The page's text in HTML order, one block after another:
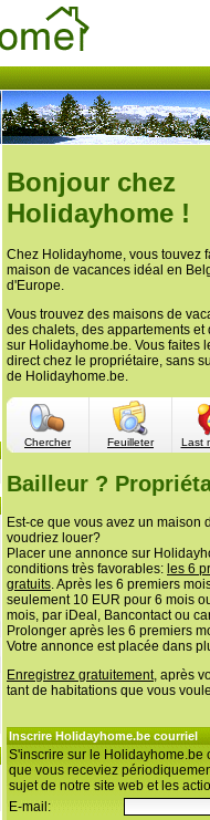
Bonjour chez
Holidayhome !
Chez Holidayhome, vous touvez
maison de vacances idéal en
d'Europe.
Vous trouvez des maisons de
des chalets, des appartements et
sur Holidayhome.be. Vous faites
direct chez le propriétaire, sans
de Holidayhome.be.
Chercher Feuilleter Last
Bailleur ?
Est-ce que vous avez un maison
voudriez louer?
Placer une annonce sur
conditions très favorables: les 6
gratuits. Après les 6 premiers
seulement 10 EUR pour 6 mois
mois, par iDeal, Bancontact ou
Prolonger après les 6 premiers
Votre annonce est placée dans
Enregistrez gratuitement, après
tant de habitations que vous
Inscrire Holidayhome.be courriel
S'inscrire sur le Holidayhome.be
que vous receviez
sujet de notre site web et les
E-mail: